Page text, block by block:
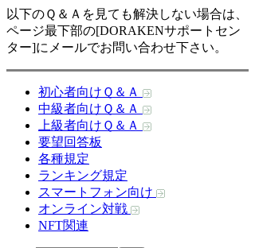
以下のＱ＆Ａを見ても解決しない場合は、
ページ最下部の[DORAKENサポートセン
ター]にメールでお問い合わせ下さい。
初心者向けＱ＆Ａ
中級者向けＱ＆Ａ
上級者向けＱ＆Ａ
要望回答板
各種規定
ランキング規定
スマートフォン向け
オンライン対戦
NFT関連